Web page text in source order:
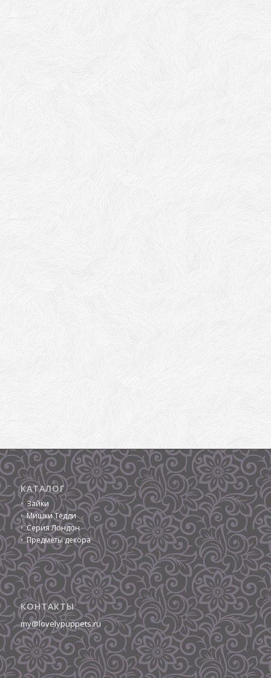
КАТАЛОГ
Зайки
Мишки Тедди
Серия Лондон
Предметы декора
КОНТАКТЫ
my@lovelypuppets.ru